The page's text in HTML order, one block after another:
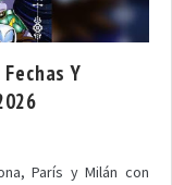
Y
París y Milán con